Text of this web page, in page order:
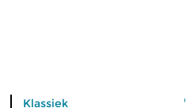
Klassiek